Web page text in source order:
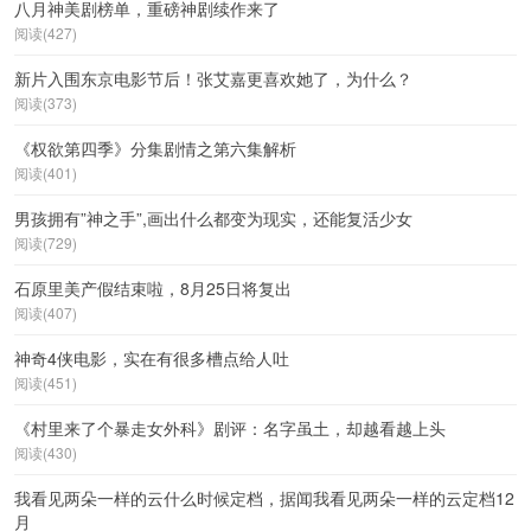
八月神美剧榜单，重磅神剧续作来了
阅读(427)
新片入围东京电影节后！张艾嘉更喜欢她了，为什么？
阅读(373)
《权欲第四季》分集剧情之第六集解析
阅读(401)
男孩拥有”神之手”,画出什么都变为现实，还能复活少女
阅读(729)
石原里美产假结束啦，8月25日将复出
阅读(407)
神奇4侠电影，实在有很多槽点给人吐
阅读(451)
《村里来了个暴走女外科》剧评：名字虽土，却越看越上头
阅读(430)
我看见两朵一样的云什么时候定档，据闻我看见两朵一样的云定档12
月